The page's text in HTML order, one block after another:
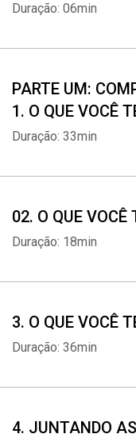
Duração: 06min
PARTE UM:
1. O QUE VOCÊ
Duração: 33min
02. O QUE VOCÊ
Duração: 18min
3. O QUE VOCÊ
Duração: 36min
4. JUNTANDO